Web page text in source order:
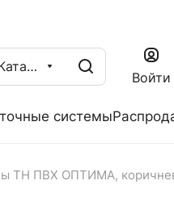
Каталог
Войти
системы
ТН ПВХ ОПТИМА,